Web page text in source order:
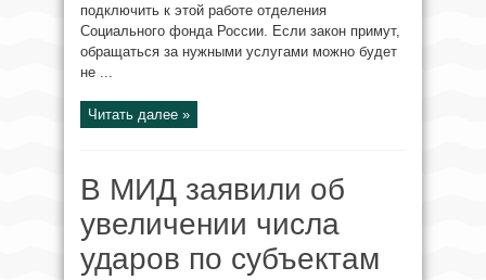
подключить к этой работе отделения
Социального фонда России. Если закон примут,
обращаться за нужными услугами можно будет
не ...
Читать далее »
В МИД заявили об
увеличении числа
ударов по субъектам